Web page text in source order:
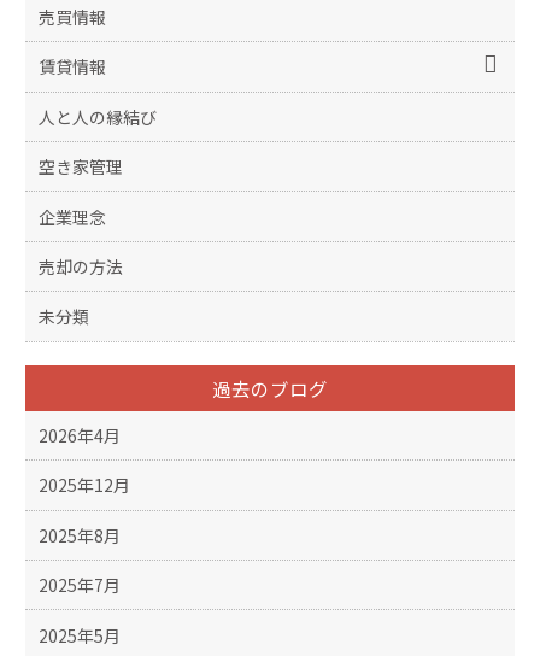
売買情報
賃貸情報
人と人の縁結び
空き家管理
企業理念
売却の方法
未分類
過去のブログ
2026年4月
2025年12月
2025年8月
2025年7月
2025年5月